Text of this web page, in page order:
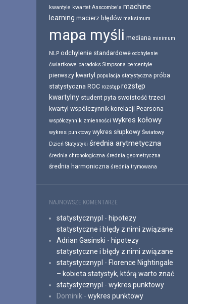
kwantyle kwartet Anscombe'a machine
learning macierz błędów maksimum
mapa myśli mediana minimum
NLP odchylenie standardowe odchylenie
ćwiartkowe paradoks Simpsona percentyle
pierwszy kwartyl populacja statystyczna próba
statystyczna ROC rozstęp rozstęp
kwartylny student pyta swoistość trzeci
kwartyl współczynnik korelacji Pearsona
współczynnik zmienności wykres kołowy
wykres punktowy wykres słupkowy Światowy
Dzień Statystyki średnia arytmetyczna
średnia chronologiczna średnia geometryczna
średnia harmoniczna średnia trymowana
NAJNOWSZE KOMENTARZE
statystycznypl - hipotezy
statystyczne i błędy z nimi związane
Adrian Gasinski - hipotezy
statystyczne i błędy z nimi związane
statystycznypl - Florence Nightingale
– kobieta statystyk, którą warto znać
statystycznypl - wykres punktowy
Dominik - wykres punktowy